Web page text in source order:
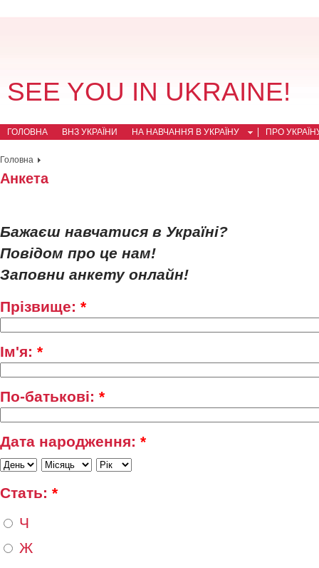
SEE YOU IN UKRAINE!
ГОЛОВНА ВНЗ УКРАЇНИ НА НАВЧАННЯ В УКРАЇНУ ПРО
Головна
Анкета
Бажаєш навчатися в Україні?
Повідом про це нам!
Заповни анкету онлайн!
Прізвище: *
Ім'я: *
По-батькові: *
Дата народження: *
Стать: *
Ч
Ж